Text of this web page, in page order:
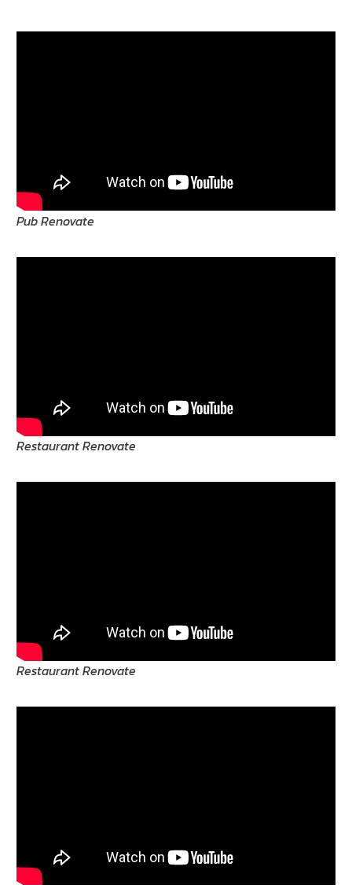
Pub Renovate
Restaurant Renovate
Restaurant Renovate